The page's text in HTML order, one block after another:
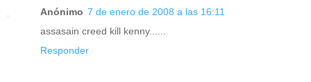
Anónimo 7 de enero de 2008 a las 16:11
assasain creed kill kenny......
Responder